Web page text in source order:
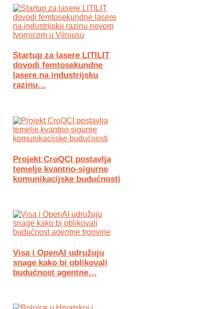
Startup za lasere LITILIT
dovodi femtosekundne
lasere na industrijsku
razinu…
Projekt CroQCI postavlja
temelje kvantno-sigurne
komunikacijske budućnosti
Visa i OpenAI udružuju
snage kako bi oblikovali
budućnost agentne…